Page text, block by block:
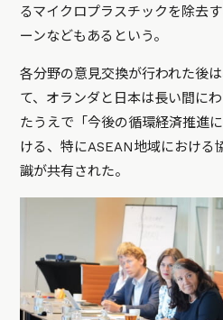
るマイクロプラスチックを除去
ーンなどもあるという。
各分野の意見交換が行われた後
て、オランダと日本は長い間に
たうえで「今後の循環経済推進
ける、特にASEAN地域における
識が共有された。